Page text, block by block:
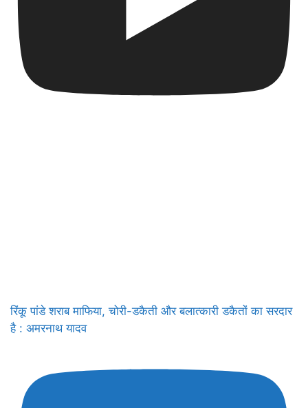
रिंकू पांडे शराब माफिया, चोरी-डकैती और बलात्कारी डकैतों का सरदार
है : अमरनाथ यादव